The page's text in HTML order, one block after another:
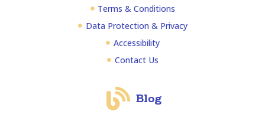
Terms & Conditions
Data Protection & Privacy
Accessibility
Contact Us
Blog